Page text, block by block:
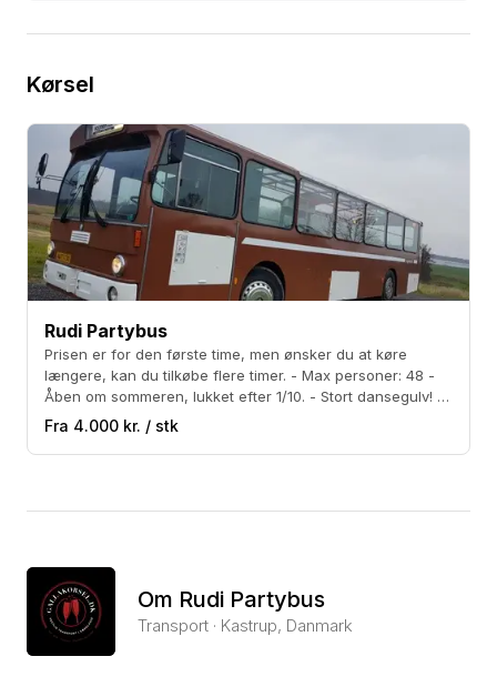
Kørsel
Rudi Partybus
Prisen er for den første time, men ønsker du at køre
længere, kan du tilkøbe flere timer. - Max personer: 48 -
Åben om sommeren, lukket efter 1/10. - Stort dansegulv! -
Kæmpe anlæg med bluetooth - Flot retro bus der vækker
opsigt - Medbring eget alkohol
Fra 4.000 kr. / stk
Om Rudi Partybus
Transport · Kastrup, Danmark